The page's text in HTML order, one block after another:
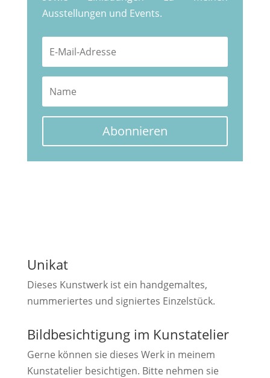
Ausstellungen und Events.
Abonnieren
Unikat
Dieses Kunstwerk ist ein handgemaltes,
nummeriertes und signiertes Einzelstück.
Bildbesichtigung im Kunstatelier
Gerne können sie dieses Werk in meinem
Kunstatelier besichtigen. Bitte nehmen sie